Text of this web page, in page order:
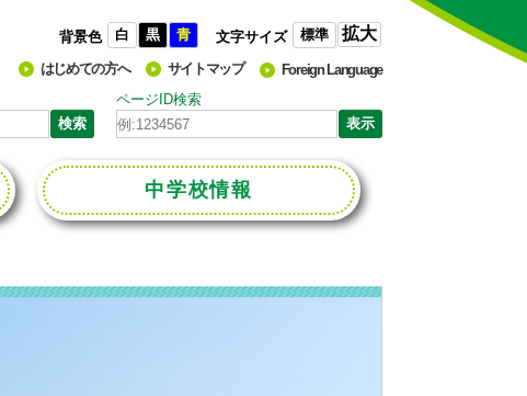
背景色 白 黒 青 文字サイズ 標準 拡大
はじめての方へ サイトマップ
Foreign Language
ページID検索
中学校情報